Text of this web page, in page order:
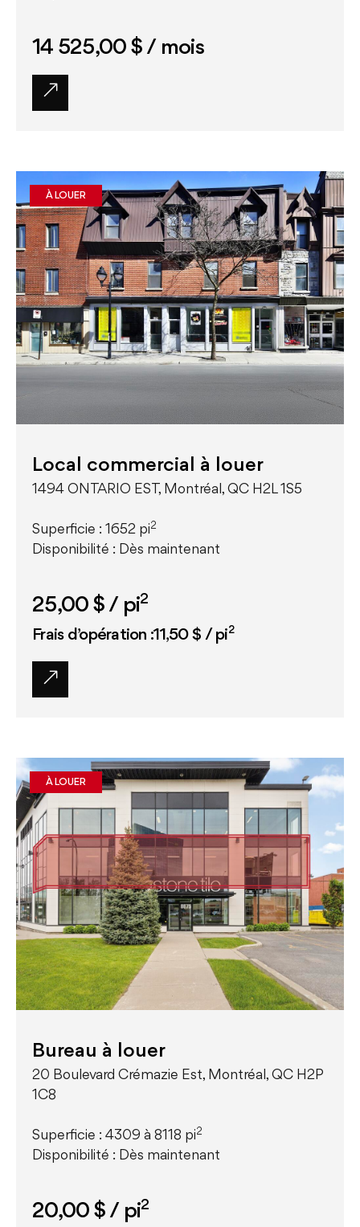
14 525,00 $ / mois
À LOUER
Local commercial à louer
1494 ONTARIO EST, Montréal, QC H2L 1S5
Superficie : 1652 pi2
Disponibilité : Dès maintenant
25,00 $/ pi2
Frais d’opération :11,50 $ / pi2
À LOUER
Bureau à louer
20 Boulevard Crémazie Est, Montréal, QC H2P
1C8
Superficie : 4309 à 8118 pi2
Disponibilité : Dès maintenant
20,00 $/ pi2